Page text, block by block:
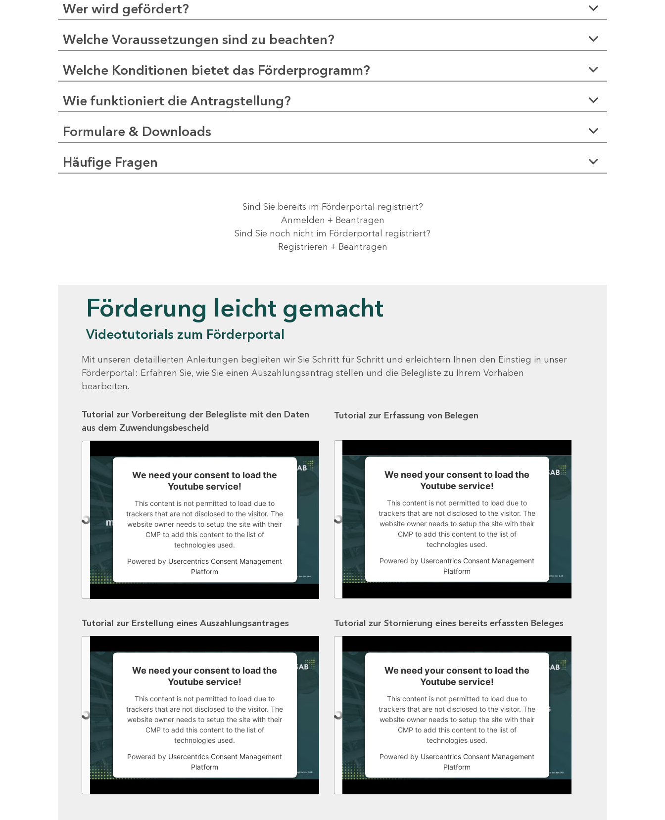
Wer wird gefördert?
Welche Voraussetzungen sind zu beachten?
Welche Konditionen bietet das Förderprogramm?
Wie funktioniert die Antragstellung?
Formulare & Downloads
Häufige Fragen
Sind Sie bereits im Förderportal registriert?
Anmelden + Beantragen
Sind Sie noch nicht im Förderportal registriert?
Registrieren + Beantragen
Förderung leicht gemacht
Videotutorials zum Förderportal
Mit unseren detaillierten Anleitungen begleiten wir Sie Schritt für Schritt und erleichtern Ihnen den Einstieg in unser
Förderportal: Erfahren Sie, wie Sie einen Auszahlungsantrag stellen und die Belegliste zu Ihrem Vorhaben
bearbeiten.
Tutorial zur Vorbereitung der Belegliste mit den Daten
aus dem Zuwendungsbescheid
We need your consent to load the
Youtube service!
This content is not permitted to load due to
trackers that are not disclosed to the visitor. The
website owner needs to setup the site with their
CMP to add this content to the list of
technologies used.
Powered by Usercentrics Consent Management
Platform
Tutorial zur Erfassung von Belegen
We need your consent to load the
Youtube service!
This content is not permitted to load due to
trackers that are not disclosed to the visitor. The
website owner needs to setup the site with their
CMP to add this content to the list of
technologies used.
Powered by Usercentrics Consent Management
Platform
Tutorial zur Erstellung eines Auszahlungsantrages
We need your consent to load the
Youtube service!
This content is not permitted to load due to
trackers that are not disclosed to the visitor. The
website owner needs to setup the site with their
CMP to add this content to the list of
technologies used.
Powered by Usercentrics Consent Management
Platform
Tutorial zur Stornierung eines bereits erfassten Beleges
We need your consent to load the
Youtube service!
This content is not permitted to load due to
trackers that are not disclosed to the visitor. The
website owner needs to setup the site with their
CMP to add this content to the list of
technologies used.
Powered by Usercentrics Consent Management
Platform